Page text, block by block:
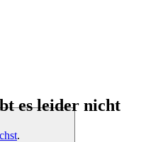
es leider nicht
.